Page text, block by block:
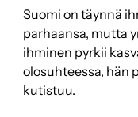
Suomi on täynnä
parhaansa, mutta
ihminen pyrkii
olosuhteessa, hän
kutistuu.